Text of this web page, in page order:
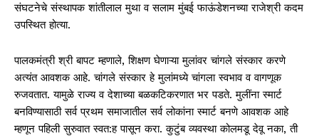
संघटनेचे संस्थापक शांतीलाल मुथा व सलाम मुंबई फाऊंडेशनच्या राजेश्री कदम
उपस्थित होत्या.
पालकमंत्री श्री बापट म्हणाले, शिक्षण घेणाऱ्या मुलांवर चांगले संस्कार करणे
अत्यंत आवशक आहे. चांगले संस्कार हे मुलांमध्ये चांगला स्वभाव व वागणूक
रुजवतात. यामुळे राज्य व देशाच्या बळकटिकरणात भर पडते. मुलींना स्मार्ट
बनविण्यासाठी सर्व प्रथम समाजातील सर्व लोकांना स्मार्ट बनणे आवशक आहे
म्हणून पहिली सुरुवात स्वत:ह पासून करा. कुटुंब व्यवस्था कोलमडू देवू नका, ती